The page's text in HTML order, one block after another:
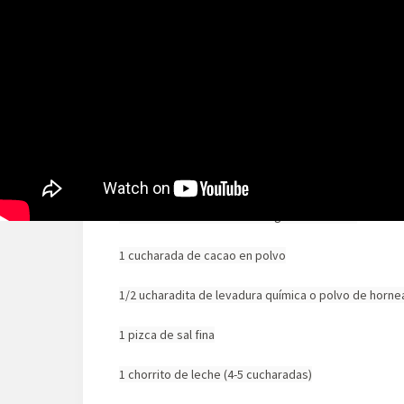
ralladura de naranja, vainilla liquída o lo
1 cucharada de cacao en polvo
1/2 ucharadita de levadura química o polvo de
1 pizca de sal fina
1 chorrito de leche (4-5 cucharadas)